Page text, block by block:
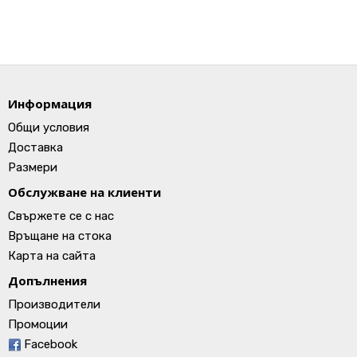
Информация
Общи условия
Доставка
Размери
Обслужване на клиенти
Свържете се с нас
Връщане на стока
Карта на сайта
Допълнения
Производители
Промоции
Facebook